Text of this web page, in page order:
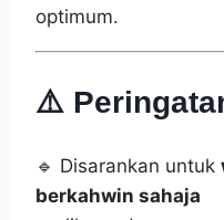
optimum.
⚠️
🔹 Disarankan untuk
berkahwin sahaja